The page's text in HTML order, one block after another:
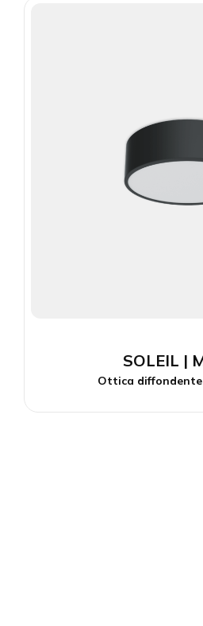
SOLEIL |
Ottica diffondente